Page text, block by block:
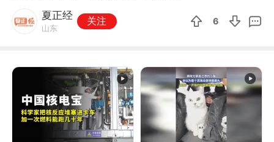
夏正经
山东
关注 6